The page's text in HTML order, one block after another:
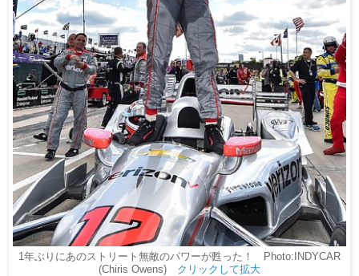
1年ぶりにあのストリート無敵のパワーが甦った！ Photo:INDYCAR
(Chiris Owens) クリックして拡大